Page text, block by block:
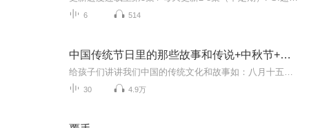
6 514
中国传统节日里的那些故事和传说+中秋节+元旦春节等
30 4.9万